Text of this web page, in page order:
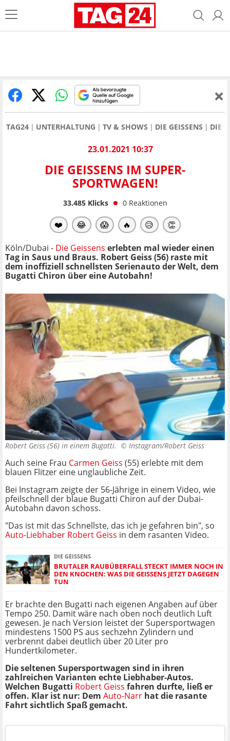
TAG24 UNTERHALTUNG TV & SHOWS DIE GEISSENS DIE
23.01.2021 10:37
DIE GEISSENS IM SUPER-
SPORTWAGEN!
33.485Klicks 0 Reaktionen
❤️ 😂 😱 🔥 😥 👏
Köln/Dubai - Die Geissens erlebten mal wieder einen
Tag in Saus und Braus. Robert Geiss (56) raste mit
dem inoffiziell schnellsten Serienauto der Welt, dem
Bugatti Chiron über eine Autobahn!
Robert Geiss (56) in einem Bugatti. © Instagram/Robert Geiss
Auch seine Frau Carmen Geiss (55) erlebte mit dem
blauen Flitzer eine unglaubliche Zeit.
Bei Instagram zeigte der 56-Jährige in einem Video, wie
pfeilschnell der blaue Bugatti Chiron auf der Dubai-
Autobahn davon schoss.
"Das ist mit das Schnellste, das ich je gefahren bin", so
Auto-Liebhaber Robert Geiss in dem rasanten Video.
DIE GEISSENS
BRUTALER RAUBÜBERFALL STECKT IMMER NOCH IN
DEN KNOCHEN: WAS DIE GEISSENS JETZT DAGEGEN
TUN
Er brachte den Bugatti nach eigenen Angaben auf über
Tempo 250. Damit wäre nach oben noch deutlich Luft
gewesen. Je nach Version leistet der Supersportwagen
mindestens 1500 PS aus sechzehn Zylindern und
verbrennt dabei deutlich über 20 Liter pro
Hundertkilometer.
Die seltenen Supersportwagen sind in ihren
zahlreichen Varianten echte Liebhaber-Autos.
Welchen Bugatti Robert Geiss fahren durfte, ließ er
offen. Klar ist nur: Dem Auto-Narr hat die rasante
Fahrt sichtlich Spaß gemacht.